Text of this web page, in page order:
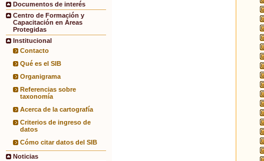
Documentos de interés
Centro de Formación y
Capacitación en Áreas
Protegidas
Institucional
Contacto
Qué es el SIB
Organigrama
Referencias sobre
taxonomía
Acerca de la cartografía
Criterios de ingreso de
datos
Cómo citar datos del SIB
Noticias